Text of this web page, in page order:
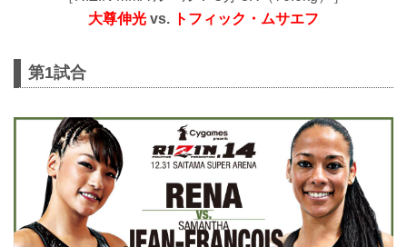
大尊伸光 vs. トフィック・ムサエフ
第1試合